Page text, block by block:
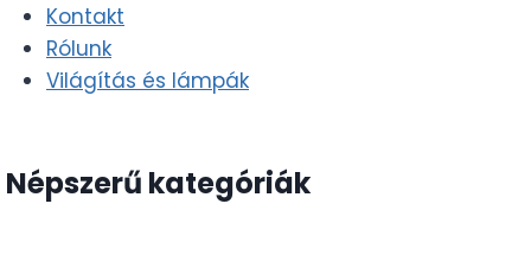
Kontakt
Rólunk
Világítás és lámpák
Népszerű kategóriák